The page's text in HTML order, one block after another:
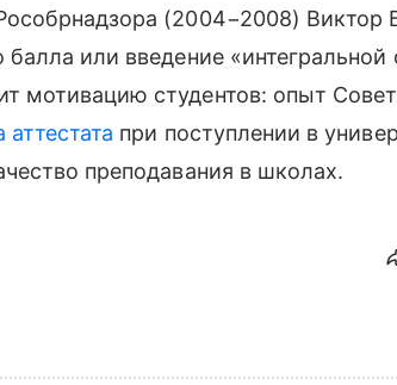
(2004−2008) Виктор
или введение «интегральной
мотивацию студентов: опыт
при поступлении в
преподавания в школах.